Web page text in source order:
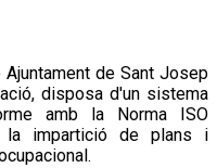
de Sant Josep
disposa d'un sistema
amb la Norma ISO
impartició de plans i